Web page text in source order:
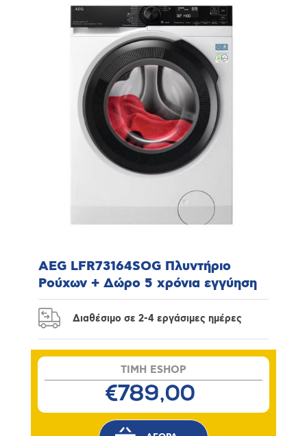
AEG LFR73164SOG Πλυντήριο
Ρούχων + Δώρο 5 χρόνια εγγύηση
Διαθέσιμο σε 2-4 εργάσιμες ημέρες
TIMH ESHOP
€789,00